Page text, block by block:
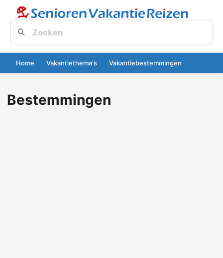
Home Vakantiethema's Vakantiebestemmingen
Bestemmingen